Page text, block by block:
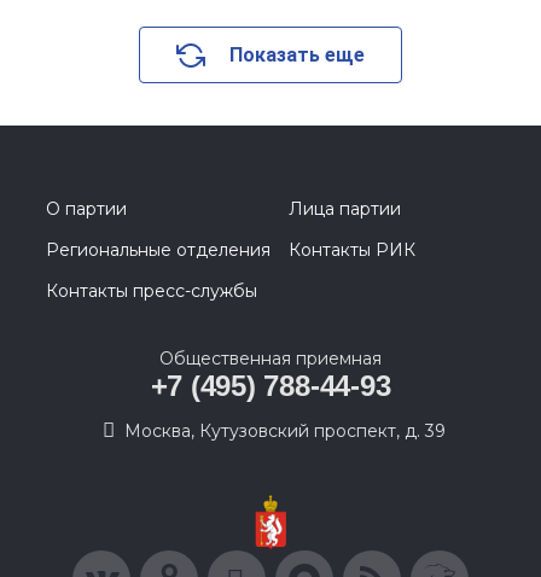
Показать еще
О партии
Лица партии
Региональные отделения
Контакты РИК
Контакты пресс-службы
Общественная приемная
+7 (495) 788-44-93
Москва, Кутузовский проспект, д. 39